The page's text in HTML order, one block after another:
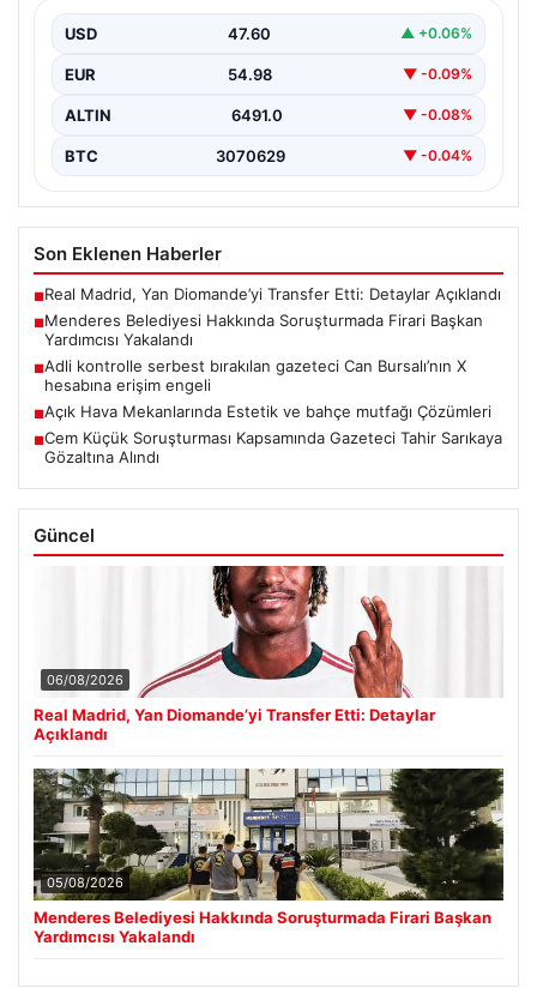
İzmir’de Menderes Belediyesi’ne yönelik
olarak aranan Belediye Başkan Yardımcısı…
USD 47.60 ▲ +0.06%
EUR 54.98 ▼ -0.09%
ALTIN 6491.0 ▼ -0.08%
BTC 3070629 ▼ -0.04%
Son Eklenen Haberler
■Real Madrid, Yan Diomande’yi Transfer Etti: Detaylar Açıklandı
■Menderes Belediyesi Hakkında Soruşturmada Firari Başkan
Yardımcısı Yakalandı
■Adli kontrolle serbest bırakılan gazeteci Can Bursalı’nın X
hesabına erişim engeli
■Açık Hava Mekanlarında Estetik ve bahçe mutfağı Çözümleri
■Cem Küçük Soruşturması Kapsamında Gazeteci Tahir Sarıkaya
Gözaltına Alındı
Güncel
06/08/2026
Real Madrid, Yan Diomande’yi Transfer Etti: Detaylar
Açıklandı
05/08/2026
Menderes Belediyesi Hakkında Soruşturmada Firari Başkan
Yardımcısı Yakalandı